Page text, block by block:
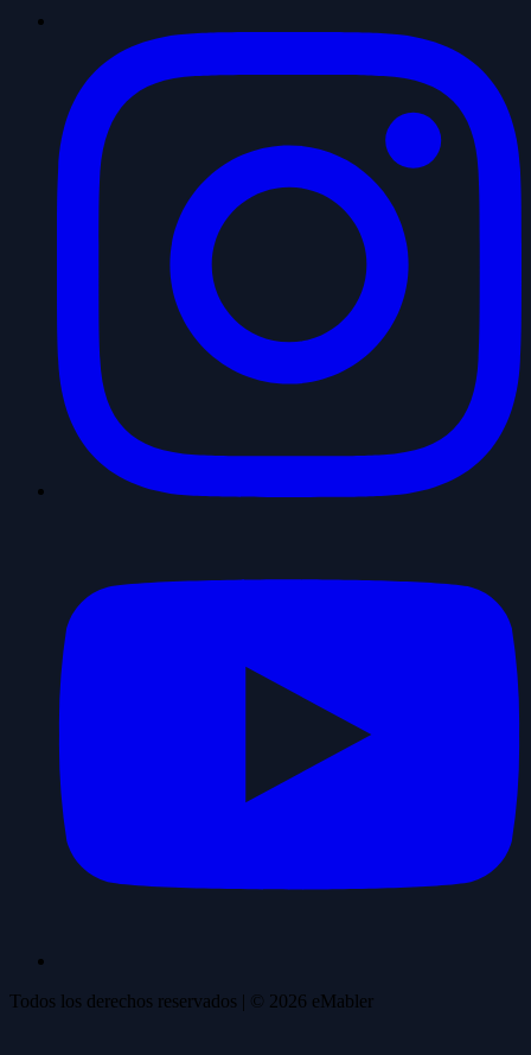
Todos los derechos reservados | © 2026 eMabler